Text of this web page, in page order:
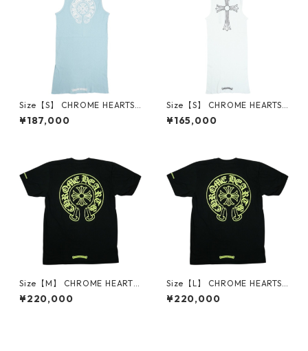
Size【S】 CHROME HEARTS
クロム・ハーツ ONLINE EXCL
USIVE BABY BLUE RIB TANK
¥187,000
Size【S】 CHROME HEARTS
クロム・ハーツ T-BAR CROS
S RIB TANK TOP WHITE タン
¥165,000
Size【M】 CHROME HEARTS
クロム・ハーツ HORSESHOE
S/S TEE BLACK/NEON YELLO
¥220,000
Size【L】 CHROME HEARTS
クロム・ハーツ HORSESHOE
S/S TEE BLACK/NEON YELLO
¥220,000